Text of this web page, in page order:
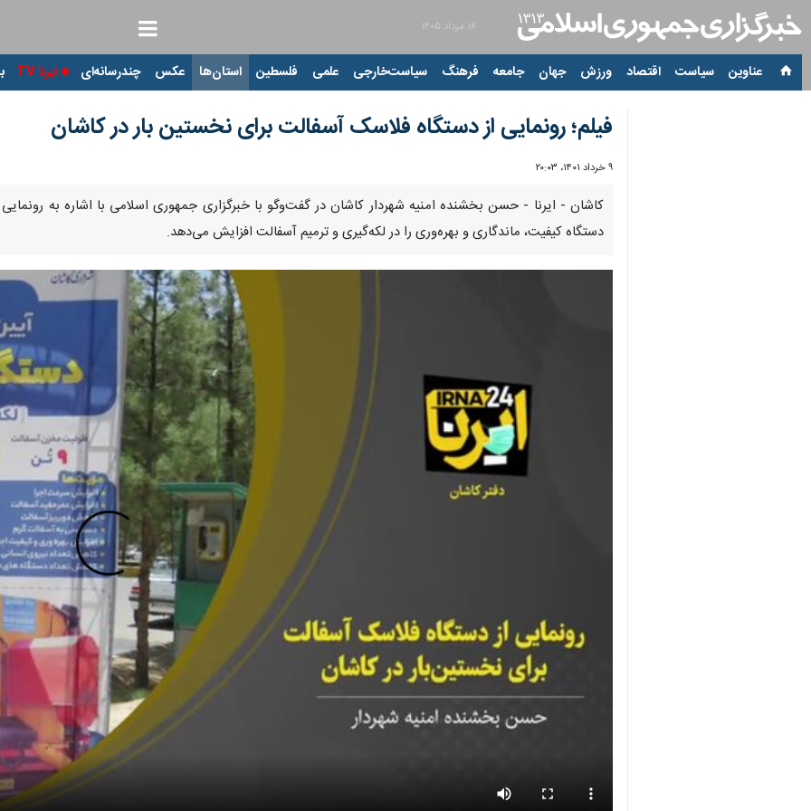
۱۶ مرداد ۱۴۰۵
عناوین‌ سیاست اقتصاد ورزش جهان جامعه فرهنگ سیاست‌خارجی علمی فلسطین استان‌ها عکس چندرسانه‌ای ایرنا TV
فیلم؛ رونمایی از دستگاه فلاسک آسفالت برای نخستین بار در کاشان
۹ خرداد ۱۴۰۱، ۲۰:۰۳
Mute
Settings